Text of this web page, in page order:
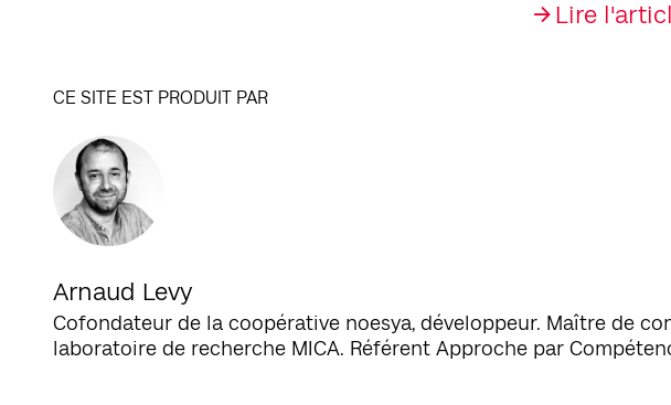
Lire
CE SITE EST PRODUIT PAR
Arnaud Levy
Cofondateur de la coopérative noesya, développeur. Maître de
laboratoire de recherche MICA. Référent Approche par